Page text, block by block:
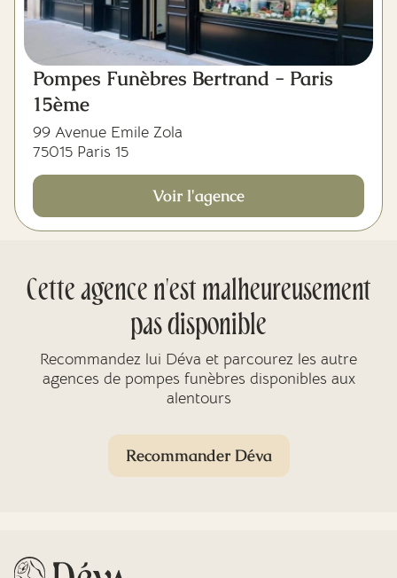
Pompes Funèbres Bertrand - Paris
15ème
99 Avenue Emile Zola
75015 Paris 15
Voir l'agence
Cette agence n'est malheureusement
pas disponible
Recommandez lui Déva et parcourez les autre
agences de pompes funèbres disponibles aux
alentours
Recommander Déva